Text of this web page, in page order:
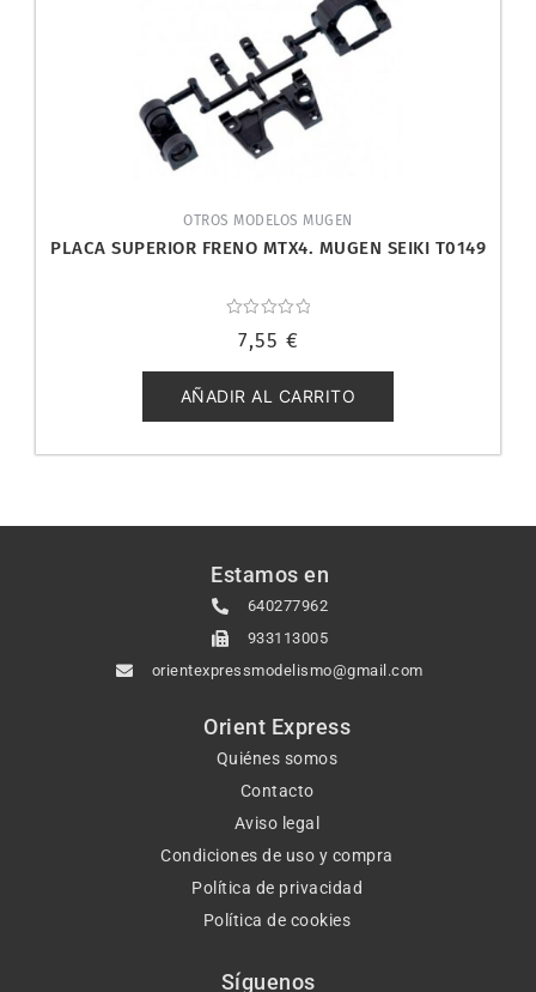
OTROS MODELOS MUGEN
PLACA SUPERIOR FRENO MTX4. MUGEN SEIKI T0149
con
de
5
7,55 €
AÑADIR AL CARRITO
Estamos en
640277962
933113005
orientexpressmodelismo@gmail.com
Orient Express
Quiénes somos
Contacto
Aviso legal
Condiciones de uso y compra
Política de privacidad
Política de cookies
Síguenos